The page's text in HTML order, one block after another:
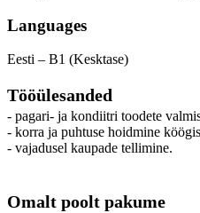
Languages
Eesti – B1 (Kesktase)
Tööülesanded
- pagari- ja kondiitri toodete
- korra ja puhtuse hoidmine
- vajadusel kaupade tellimine.
Omalt poolt pakume